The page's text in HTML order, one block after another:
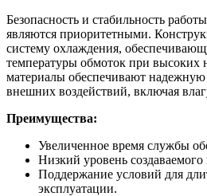
Безопасность и стабильность
являются приоритетными.
систему охлаждения,
температуры обмоток при высоких
материалы обеспечивают
внешних воздействий, включая
Преимущества:
Увеличенное время службы
Низкий уровень
Поддержание условий для
эксплуатации.